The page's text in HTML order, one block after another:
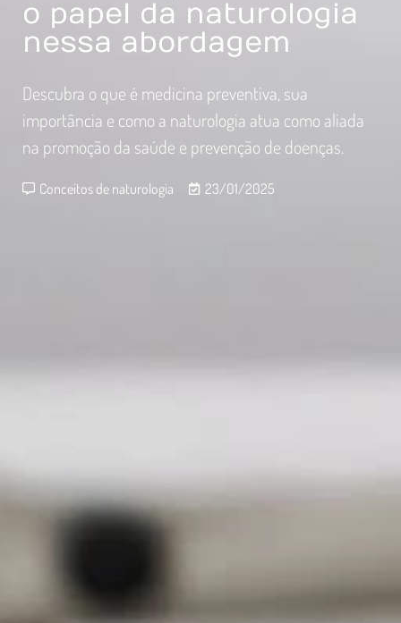
o papel da naturologia
nessa abordagem
Descubra o que é medicina preventiva, sua
importância e como a naturologia atua como aliada
na promoção da saúde e prevenção de doenças.
Conceitos de naturologia 23/01/2025